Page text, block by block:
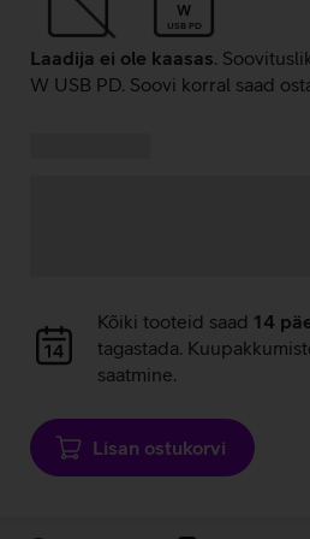
W
USB PD
Laadija ei ole kaasas.
W USB PD. Soovi korral saad
Andmete
laadimine
Kõiki tooteid saad 14
tagastada.
saatmine.
Lisan ostukorvi